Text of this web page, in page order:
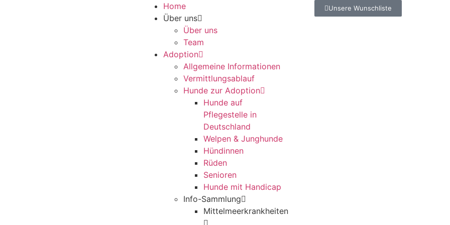
Home
Über uns
Über uns
Team
Adoption
Allgemeine Informationen
Vermittlungsablauf
Hunde zur Adoption
Hunde auf
Pflegestelle in
Deutschland
Welpen & Junghunde
Hündinnen
Rüden
Senioren
Hunde mit Handicap
Info-Sammlung
Mittelmeerkrankheiten
Unsere Wunschliste